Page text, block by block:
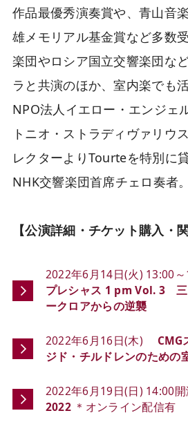
作品最優秀演奏賞や、青山音
雄メモリアル基金賞など多数
楽団やロシア国立交響楽団な
ラと共演のほか、室内楽でも
NPO法人イエロー・エンジェ
トニオ・ストラディヴァリウ
レクターよりTourteを特別に
NHK交響楽団首席チェロ奏者。
【公演詳細・チケット購入・
2022年6月14日(火) 13:00
プレシャス 1 pm Vol. 3 三
ークロアからの逆襲
2022年6月16日(木)
ジド・チルドレンのための
2022年6月19日(日) 14:00
2022＊オンライン配信有